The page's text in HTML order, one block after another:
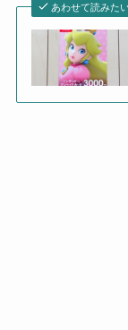
あわせて読みた